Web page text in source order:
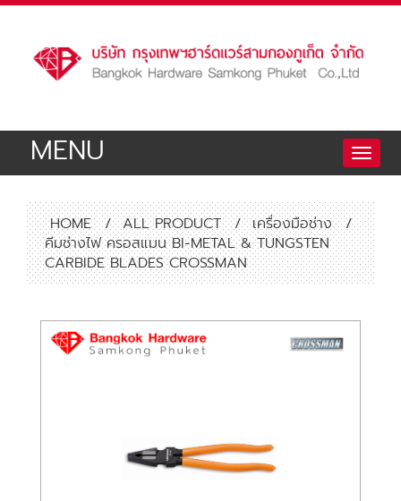
Toggle
MENU
HOME / ALL PRODUCT / เครื่องมือช่าง
/
คีมช่างไฟ ครอสแมน BI-METAL & TUNGSTEN
CARBIDE BLADES CROSSMAN